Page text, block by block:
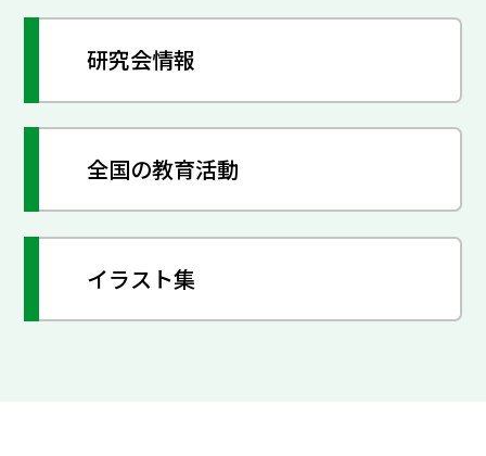
研究会情報
全国の教育活動
イラスト集